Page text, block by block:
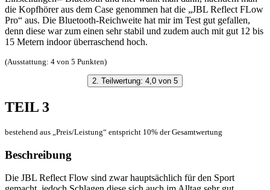
die Kopfhörer aus dem Case genommen hat die „JBL Reflect FLow
Pro“ aus. Die Bluetooth-Reichweite hat mir im Test gut gefallen,
denn diese war zum einen sehr stabil und zudem auch mit gut 12 bis
15 Metern indoor überraschend hoch.
(Ausstattung: 4 von 5 Punkten)
2. Teilwertung: 4,0 von 5
TEIL 3
bestehend aus „Preis/Leistung“ entspricht 10% der Gesamtwertung
Beschreibung
Die JBL Reflect Flow sind zwar hauptsächlich für den Sport